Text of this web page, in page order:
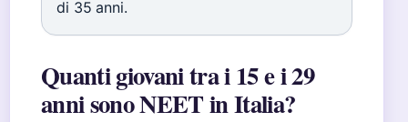
di 35 anni.
Quanti giovani tra i 15 e i 29
anni sono NEET in Italia?